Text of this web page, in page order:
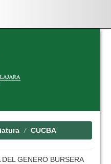
CUCBA
GENERO BURSERA